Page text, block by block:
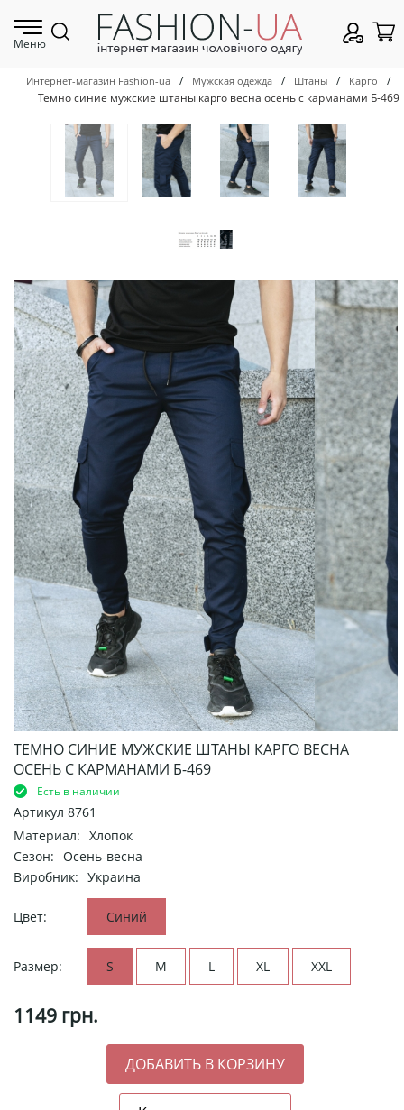
Меню
Интернет-магазин Fashion-ua / Мужская одежда / Штаны / Карго
/
Темно синие мужские штаны карго весна осень с карманами Б-469
ТЕМНО СИНИЕ МУЖСКИЕ ШТАНЫ КАРГО ВЕСНА
ОСЕНЬ С КАРМАНАМИ Б-469
Есть в наличии
Артикул 8761
Материал: Хлопок
Сезон: Осень-весна
Виробник: Украина
Цвет: Синий
Размер: S M L XL XXL
1149 грн.